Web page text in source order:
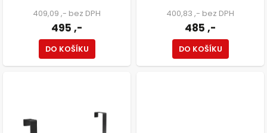
409,09 ,- bez DPH
495 ,-
DO KOŠÍKU
400,83 ,- bez DPH
485 ,-
DO KOŠÍKU